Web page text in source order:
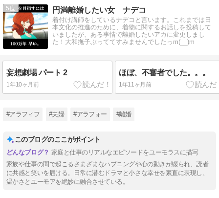
5 円満離婚したい女 ナデコ
着付け講師をしているナデコと言います。これまでは日
本文化の推進のために、着物に関するお話しを投稿して
いましたが、ある事情で離婚したいアカに変更しまし
た！大和撫子ぶっててすみませんでしたっm(__)m
妄想劇場 パート 2
1年10ヶ月前
ほぼ、不審者でした。。。
1年11ヶ月前
#アラフィフ #夫婦 #アラフォー #離婚
このブログのここがポイント
家庭と仕事のリアルなエピソードをユーモラスに描写
家族や仕事の間で起こるさまざまなハプニングや心の動きが綴られ、読者
に共感と笑いを届ける。日常に潜むドラマと小さな幸せを素直に表現し、
温かさとユーモアを絶妙に融合させている。